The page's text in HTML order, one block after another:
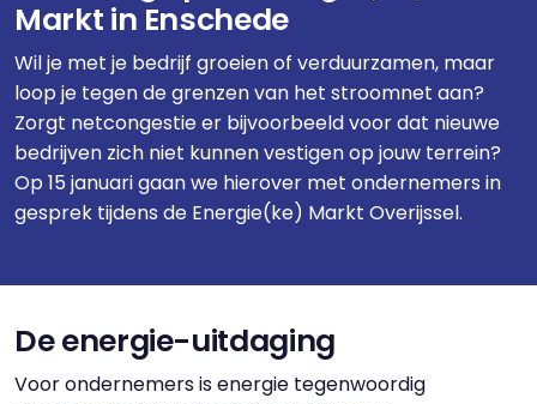
Markt in Enschede
Wil je met je bedrijf groeien of verduurzamen, maar
loop je tegen de grenzen van het stroomnet aan?
Zorgt netcongestie er bijvoorbeeld voor dat nieuwe
bedrijven zich niet kunnen vestigen op jouw terrein?
Op 15 januari gaan we hierover met ondernemers in
gesprek tijdens de Energie(ke) Markt Overijssel.
De energie-uitdaging
Voor ondernemers is energie tegenwoordig